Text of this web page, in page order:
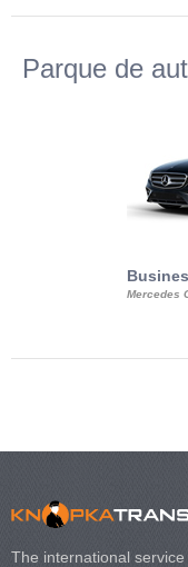
Parque de
Mercedes
The international